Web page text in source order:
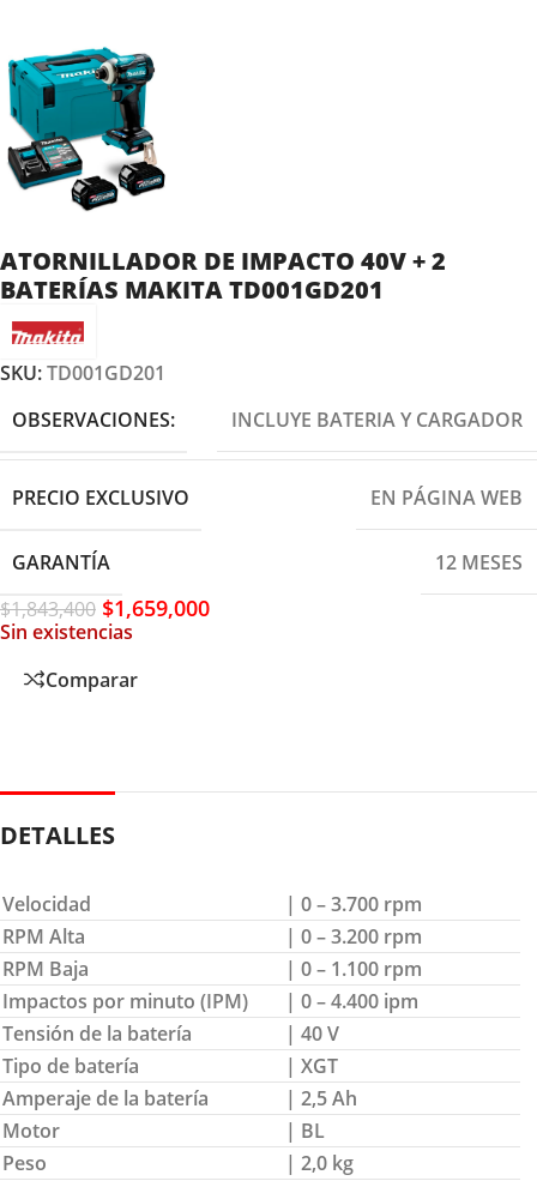
ATORNILLADOR DE IMPACTO 40V + 2
BATERÍAS MAKITA TD001GD201
SKU:TD001GD201
OBSERVACIONES:
INCLUYE BATERIA Y CARGADOR
PRECIO EXCLUSIVO EN PÁGINA WEB
GARANTÍA
12 MESES
$1,843,400 $1,659,000
Sin existencias
Comparar
DETALLES
Velocidad
| 0 – 3.700 rpm
RPM Alta
| 0 – 3.200 rpm
RPM Baja
| 0 – 1.100 rpm
Impactos por minuto (IPM)
| 0 – 4.400 ipm
Tensión de la batería
| 40 V
Tipo de batería
| XGT
Amperaje de la batería
| 2,5 Ah
Motor
| BL
Peso
| 2,0 kg